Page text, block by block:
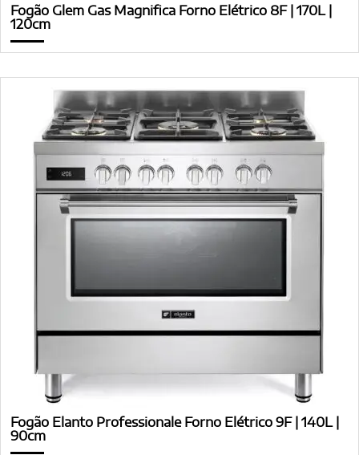
Fogão Glem Gas Magnifica Forno Elétrico 8F | 170L |
120cm
Fogão Elanto Professionale Forno Elétrico 9F | 140L |
90cm